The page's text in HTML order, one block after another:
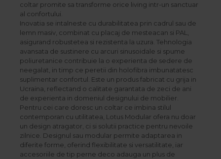
coltar promite sa transforme orice living intr-un sanctuar
al confortului.
Inovatia se intalneste cu durabilitatea prin cadrul sau de
lemn masiv, combinat cu placaj de mesteacan si PAL,
asigurand robustetea si rezistenta la uzura. Tehnologia
avansata de sustinere cu arcuri sinusoidale si spume
poliuretanice contribuie la o experienta de sedere de
neegalat, in timp ce peretii din holofibra imbunatatesc
suplimentar confortul. Este un produs fabricat cu grija in
Ucraina, reflectand o calitate garantata de zeci de ani
de experienta in domeniul designului de mobilier.
Pentru cei care doresc un coltar ce imbina stilul
contemporan cu utilitatea, Lotus Modular ofera nu doar
un design atragator, ci si solutii practice pentru nevoile
zilnice. Designul sau modular permite adaptarea in
diferite forme, oferind flexibilitate si versatilitate, iar
accesoriile de tip perne deco adauga un plus de